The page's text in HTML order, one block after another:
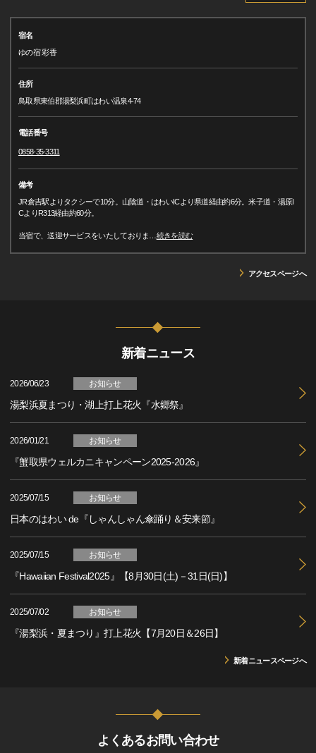
宿名
ゆの宿 彩香
住所
鳥取県東伯郡湯梨浜町はわい温泉4-74
電話番号
0858-35-3311
備考
JR倉吉駅よりタクシーで10分。山陰道・はわいICより県道経由約6分。米子道・湯原I
CよりR313経由約60分。
当宿で、送迎サービスをいたしておりま 続きを読む
アクセスページへ
新着ニュース
2026/06/23 お知らせ
湯梨浜夏まつり・湖上打上花火『水郷祭』
2026/01/21 お知らせ
『蟹取県ウェルカニキャンペーン2025-2026』
2025/07/15 お知らせ
日本のはわい de『しゃんしゃん傘踊り＆安来節』
2025/07/15 お知らせ
『Hawaiian Festival2025』【8月30日(土)－31日(日)】
2025/07/02 お知らせ
『湯梨浜・夏まつり』打上花火【7月20日＆26日】
新着ニュースページへ
よくあるお問い合わせ